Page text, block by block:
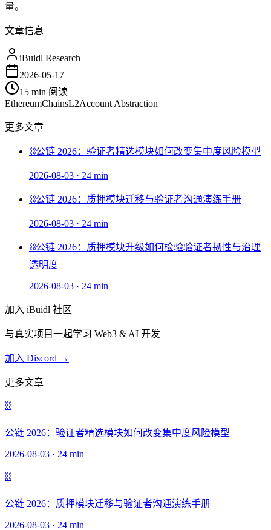
量。
文章信息
iBuidl Research
2026-05-17
15 min 阅读
EthereumChainsL2Account Abstraction
更多文章
⛓️公链 2026：验证者精选模块如何改变集中度风险模型
2026-08-03 · 24 min
⛓️公链 2026：质押模块迁移与验证者沟通演练手册
2026-08-03 · 24 min
⛓️公链 2026：质押模块升级如何检验验证者韧性与治理
透明度
2026-08-03 · 24 min
加入 iBuidl 社区
与真实项目一起学习 Web3 & AI 开发
加入 Discord →
更多文章
⛓️
公链 2026：验证者精选模块如何改变集中度风险模型
2026-08-03 · 24 min
⛓️
公链 2026：质押模块迁移与验证者沟通演练手册
2026-08-03 · 24 min